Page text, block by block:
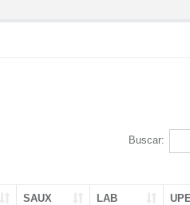
Buscar:
SAUX LAB